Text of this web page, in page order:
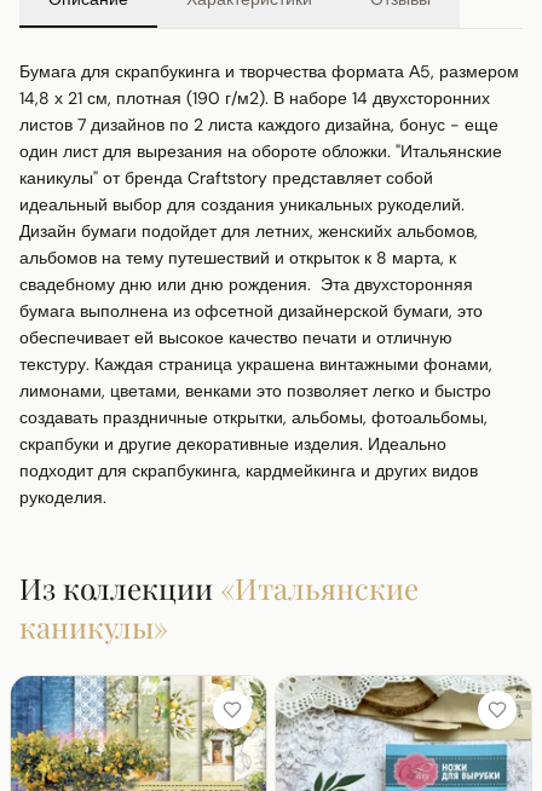
Бумага для скрапбукинга и творчества формата А5, размером
14,8 х 21 см, плотная (190 г/м2). В наборе 14 двухсторонних
листов 7 дизайнов по 2 листа каждого дизайна, бонус - еще
один лист для вырезания на обороте обложки. "Итальянские
каникулы" от бренда Craftstory представляет собой
идеальный выбор для создания уникальных рукоделий.
Дизайн бумаги подойдет для летних, женскийх альбомов,
альбомов на тему путешествий и открыток к 8 марта, к
свадебному дню или дню рождения.  Эта двухсторонняя
бумага выполнена из офсетной дизайнерской бумаги, это
обеспечивает ей высокое качество печати и отличную
текстуру. Каждая страница украшена винтажными фонами,
лимонами, цветами, венками это позволяет легко и быстро
создавать праздничные открытки, альбомы, фотоальбомы,
скрапбуки и другие декоративные изделия. Идеально
подходит для скрапбукинга, кардмейкинга и других видов
рукоделия.
Из коллекции «Итальянские
каникулы»